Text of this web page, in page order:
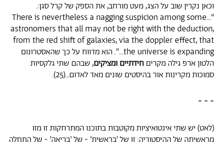
וכאן נקרין שוב על הצג, מעט מורחב, את הספק של קרל סגן:.
"...There is nevertheless a nagging suspicion among some
astronomers that all may not be right with the deduction,
from the red shift of galaxies, via the doppler effect, that
the universe is expanding...". הוא מדווח על כך שהאסטרונום
הלטון ארפ גילה מקרים חידתיים ומציקים, שבהם שתי גלקסיות
סמוכות מקרינות אור בהיסטים שונים מאד לאדום…(25).
- - -
(לאט) יש שתי אינטואיציות מקוטבות בתוכנו המתרחקות זו מזו